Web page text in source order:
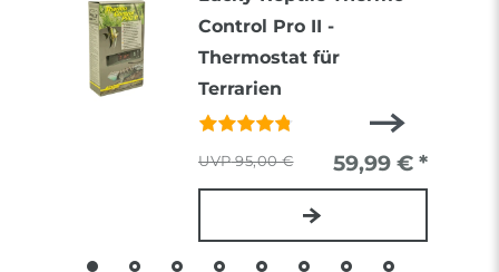
Control Pro II -
Thermostat für
Terrarien
95,00 € 59,99 € *